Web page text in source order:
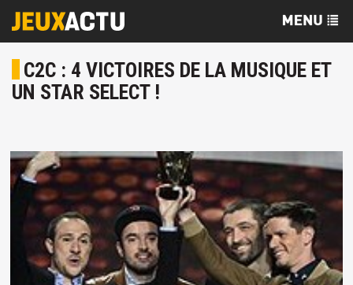
C2C : 4 VICTOIRES DE LA MUSIQUE ET
UN STAR SELECT !